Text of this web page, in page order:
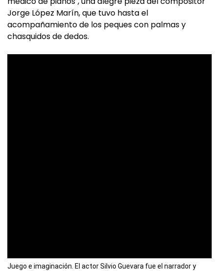
Jorge López Marín, que tuvo hasta el
acompañamiento de los peques con palmas y
chasquidos de dedos.
Juego e imaginación. El actor Silvio Guevara fue el narrador y